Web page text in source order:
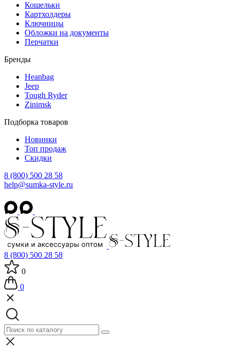
Кошельки
Картхолдеры
Ключницы
Обложки на документы
Перчатки
Бренды
Heanbag
Jeep
Tough Ryder
Zinimsk
Подборка товаров
Новинки
Топ продаж
Скидки
8 (800) 500 28 58
help@sumka-style.ru
8 (800) 500 28 58
0
0